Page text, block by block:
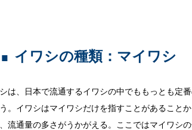
イワシの種類：マイワシ
は、日本で流通するイワシの中でももっとも定
。イワシはマイワシだけを指すことがあること
流通量の多さがうかがえる。ここではマイワシ